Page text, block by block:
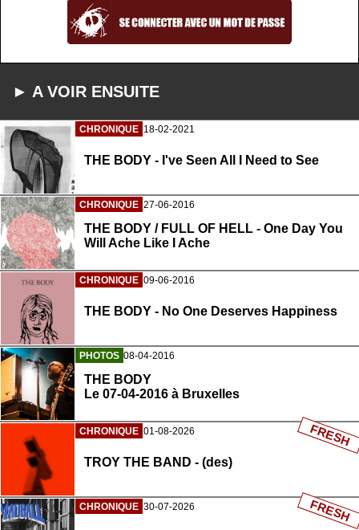
► A VOIR ENSUITE
CHRONIQUE 18-02-2021
THE BODY - I've Seen All I Need to See
CHRONIQUE 27-06-2016
THE BODY / FULL OF HELL - One Day You
Will Ache Like I Ache
CHRONIQUE 09-06-2016
THE BODY - No One Deserves Happiness
PHOTOS 08-04-2016
THE BODY
Le 07-04-2016 à Bruxelles
CHRONIQUE 01-08-2026
TROY THE BAND - (des)
FRESH
CHRONIQUE 30-07-2026 FRESH